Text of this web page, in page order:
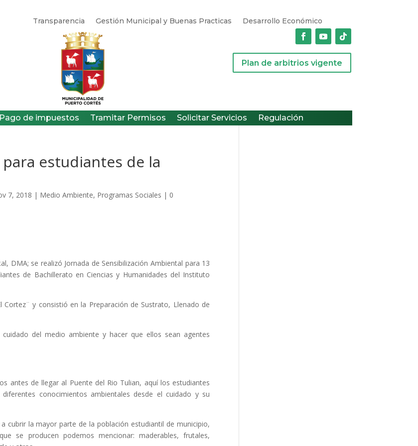
Transparencia Gestión Municipal y Buenas Practicas
Desarrollo Económico
Plan de arbitrios vigente
Pago de impuestos Tramitar Permisos Solicitar Servicios Regulación
estudiantes de la
7, 2018 | Medio Ambiente, Programas Sociales | 0
DMA; se realizó Jornada de Sensibilización Ambiental para 13
de Bachillerato en Ciencias y Humanidades del Instituto
y consistió en la Preparación de Sustrato, Llenado de
del medio ambiente y hacer que ellos sean agentes
antes de llegar al Puente del Rio Tulian, aquí los estudiantes
conocimientos ambientales desde el cuidado y su
cubrir la mayor parte de la población estudiantil de municipio,
se producen podemos mencionar: maderables, frutales,